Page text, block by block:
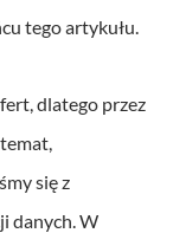
tego artykułu.
dlatego przez
się z
danych. W